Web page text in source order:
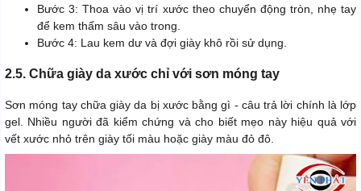
Bước 3: Thoa vào vị trí xước theo chuyển động tròn, nhẹ tay
để kem thấm sâu vào trong.
Bước 4: Lau kem dư và đợi giày khô rồi sử dụng.
2.5. Chữa giày da xước chỉ với sơn móng tay
Sơn móng tay chữa giày da bị xước bằng gì - câu trả lời chính là lớp
gel. Nhiều người đã kiểm chứng và cho biết mẹo này hiệu quả với
vết xước nhỏ trên giày tối màu hoặc giày màu đỏ đô.